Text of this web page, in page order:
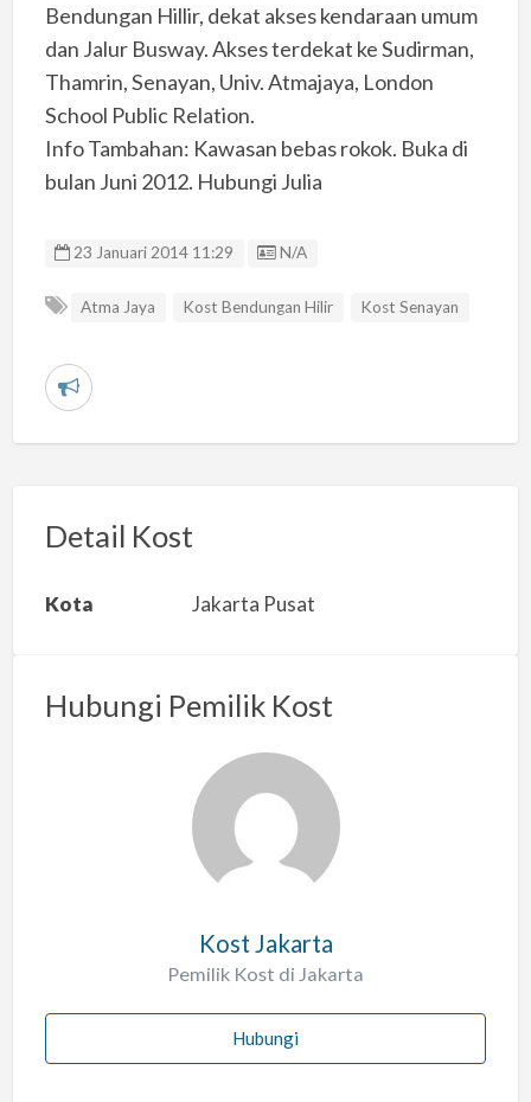
Bendungan Hillir, dekat akses kendaraan umum
dan Jalur Busway. Akses terdekat ke Sudirman,
Thamrin, Senayan, Univ. Atmajaya, London
School Public Relation.
Info Tambahan: Kawasan bebas rokok. Buka di
bulan Juni 2012. Hubungi Julia
23 Januari 2014 11:29 Listing ID
N/A
Atma Jaya Kost Bendungan Hilir Kost Senayan
L
r
a
s
Detail Kost
Kota Jakarta Pusat
Hubungi Pemilik Kost
Kost Jakarta
Pemilik Kost di Jakarta
Hubungi